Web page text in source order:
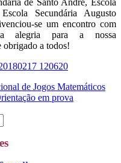
de Santo André, Escola
Secundária Augusto
se um encontro com
alegria para a nossa
obrigado a todos!
de Jogos Matemáticos
em prova